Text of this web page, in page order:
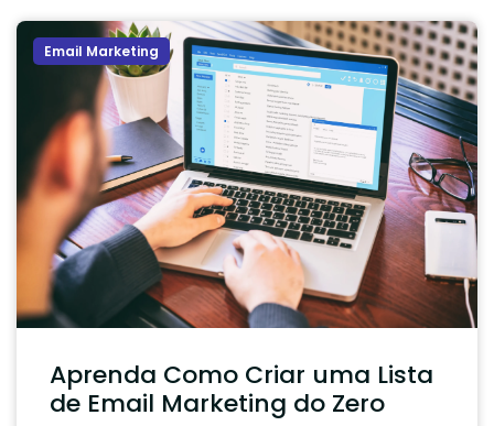
Email Marketing
Aprenda Como Criar uma Lista
de Email Marketing do Zero